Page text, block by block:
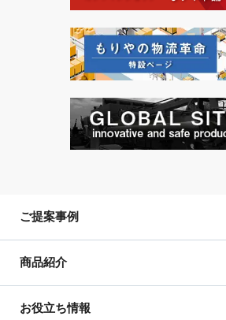
ご提案事例
商品紹介
お役立ち情報